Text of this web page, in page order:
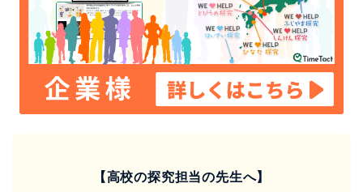
【高校の探究担当の先生へ】